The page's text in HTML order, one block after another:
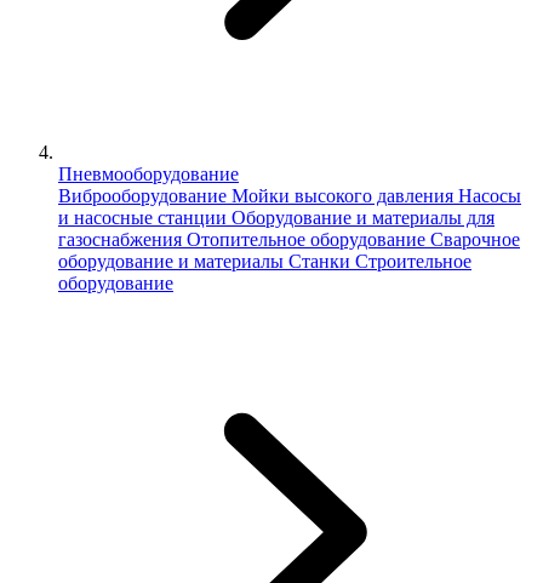
Пневмооборудование
Виброоборудование Мойки высокого давления Насосы
и насосные станции Оборудование и материалы для
газоснабжения Отопительное оборудование Сварочное
оборудование и материалы Станки Строительное
оборудование